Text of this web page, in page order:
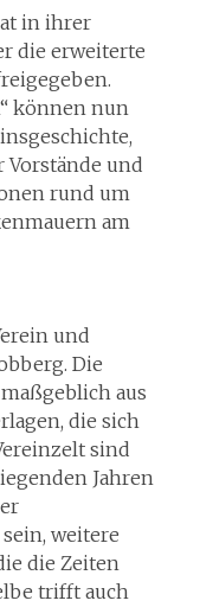
in ihrer
die erweiterte
können nun
Vorstände und
rund um
am
und
Die
aus
die sich
sind
Jahren
weitere
die Zeiten
trifft auch